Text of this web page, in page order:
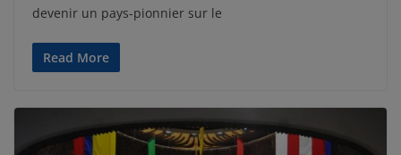
devenir un pays-pionnier sur le
Read More